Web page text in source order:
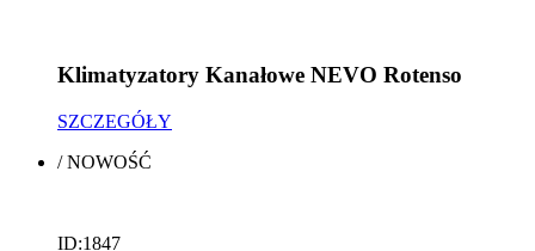
Klimatyzatory Kanałowe NEVO Rotenso
SZCZEGÓŁY
/NOWOŚĆ
ID:1847